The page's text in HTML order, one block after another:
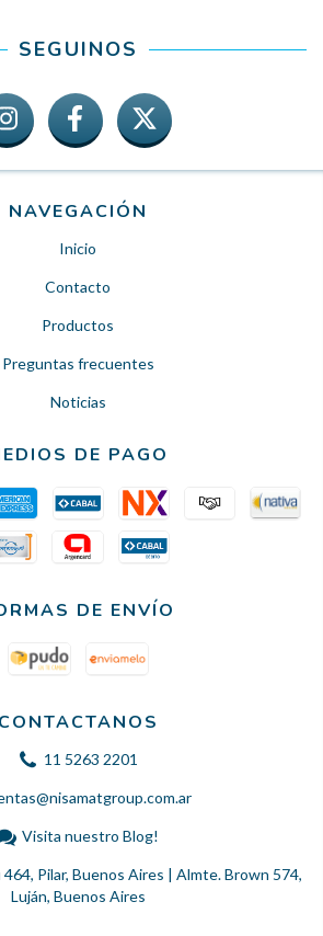
SEGUINOS
NAVEGACIÓN
Inicio
Contacto
Productos
Preguntas frecuentes
Noticias
DE PAGO
DE ENVÍO
CONTACTANOS
11 5263 2201
Visita nuestro Blog!
464, Pilar, Buenos Aires | Almte. Brown 574,
Luján, Buenos Aires